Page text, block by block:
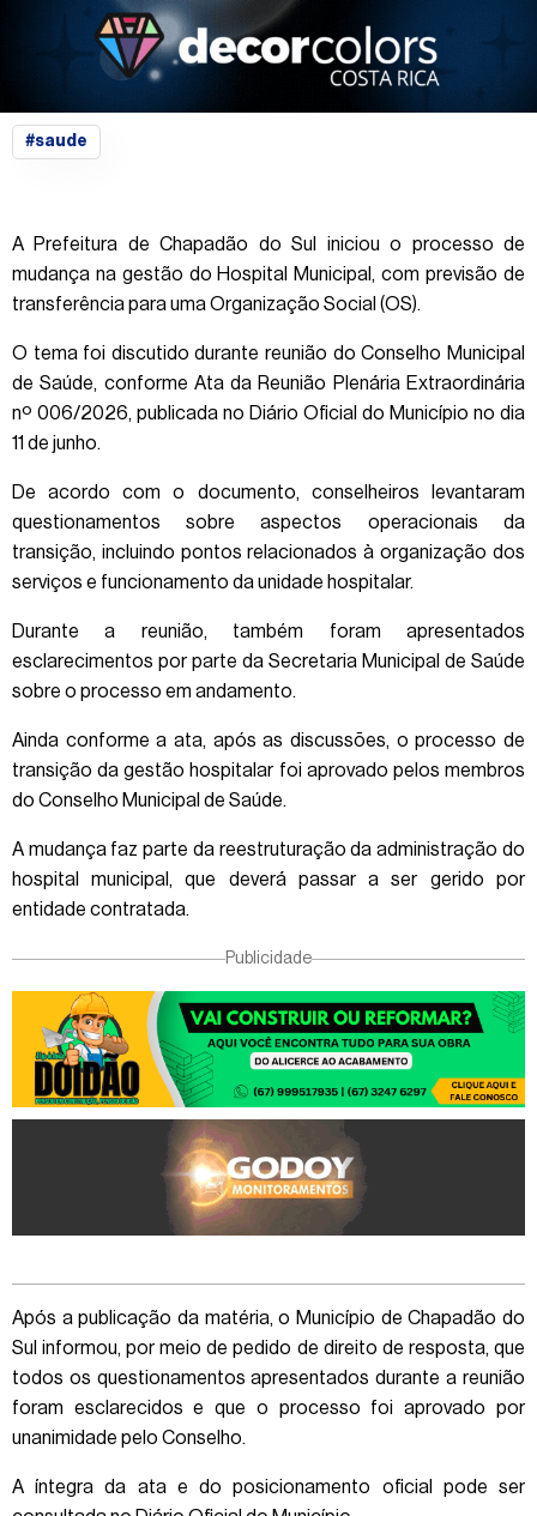
#saude
A Prefeitura de Chapadão do Sul iniciou o processo de
mudança na gestão do Hospital Municipal, com previsão de
transferência para uma Organização Social (OS).
O tema foi discutido durante reunião do Conselho Municipal
de Saúde, conforme Ata da Reunião Plenária Extraordinária
nº 006/2026, publicada no Diário Oficial do Município no dia
11 de junho.
De acordo com o documento, conselheiros levantaram
questionamentos sobre aspectos operacionais da
transição, incluindo pontos relacionados à organização dos
serviços e funcionamento da unidade hospitalar.
Durante a reunião, também foram apresentados
esclarecimentos por parte da Secretaria Municipal de Saúde
sobre o processo em andamento.
Ainda conforme a ata, após as discussões, o processo de
transição da gestão hospitalar foi aprovado pelos membros
do Conselho Municipal de Saúde.
A mudança faz parte da reestruturação da administração do
hospital municipal, que deverá passar a ser gerido por
entidade contratada.
Publicidade
Após a publicação da matéria, o Município de Chapadão do
Sul informou, por meio de pedido de direito de resposta, que
todos os questionamentos apresentados durante a reunião
foram esclarecidos e que o processo foi aprovado por
unanimidade pelo Conselho.
A íntegra da ata e do posicionamento oficial pode ser